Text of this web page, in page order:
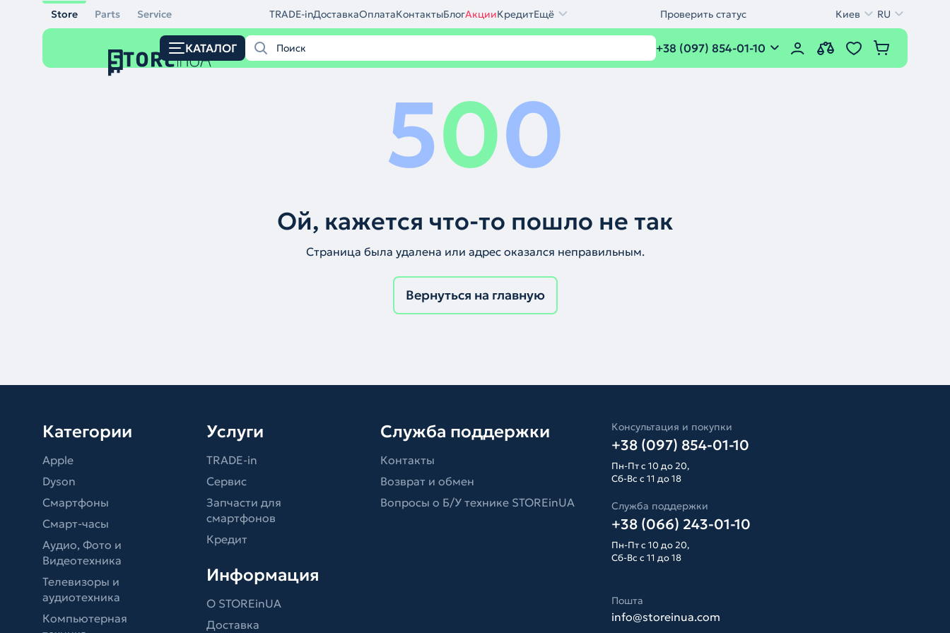
Store Parts Service TRADE-inДоставкаОплатаКонтактыБлогАкцииКредитЕщё Проверить статус Киев RU
КАТАЛОГ +38 (097) 854-01-10
500
Ой, кажется что-то пошло не так
Страница была удалена или адрес оказался неправильным.
Вернуться на главную
Категории
Apple
Dyson
Смартфоны
Смарт-часы
Аудио, Фото и
Видеотехника
Телевизоры и
аудиотехника
Компьютерная
Услуги
TRADE-in
Сервис
Запчасти для
смартфонов
Кредит
Информация
О STOREinUA
Доставка
Служба поддержки
Контакты
Возврат и обмен
Вопросы о Б/У технике STOREinUA
Консультация и покупки
+38 (097) 854-01-10
Пн-Пт с 10 до 20,
Сб-Вс с 11 до 18
Служба поддержки
+38 (066) 243-01-10
Пн-Пт с 10 до 20,
Сб-Вс с 11 до 18
Пошта
info@storeinua.com